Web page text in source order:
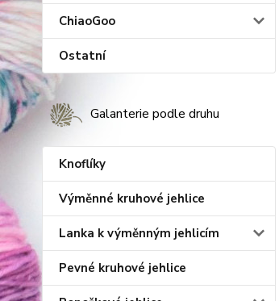
ChiaoGoo
Ostatní
Galanterie podle druhu
Knoflíky
Výměnné kruhové jehlice
Lanka k výměnným jehlicím
Pevné kruhové jehlice